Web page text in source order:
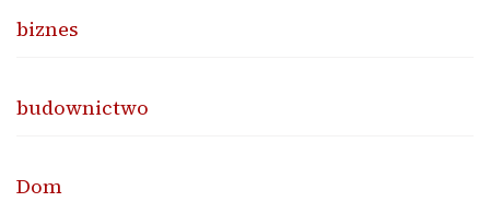
biznes
budownictwo
Dom